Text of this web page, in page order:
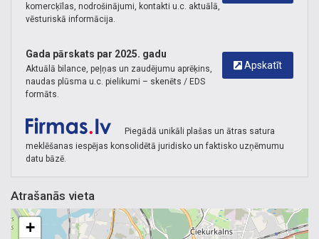
komercķīlas, nodrošinājumi, kontakti u.c. aktuālā,
vēsturiskā informācija.
Apskatīt
Gada pārskats par 2025. gadu
Aktuālā bilance, peļņas un zaudējumu aprēķins,
naudas plūsma u.c. pielikumi – skenēts / EDS
formāts.
Piegādā unikāli plašas un ātras satura
meklēšanas iespējas konsolidētā juridisko un faktisko uzņēmumu
datu bāzē.
Atrašanās vieta
+